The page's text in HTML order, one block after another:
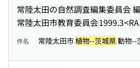
常陸太田の自然調査編集委員会 編
常陸太田市教育委員会1999.3
件名 常陸太田市植物--茨城県動物--